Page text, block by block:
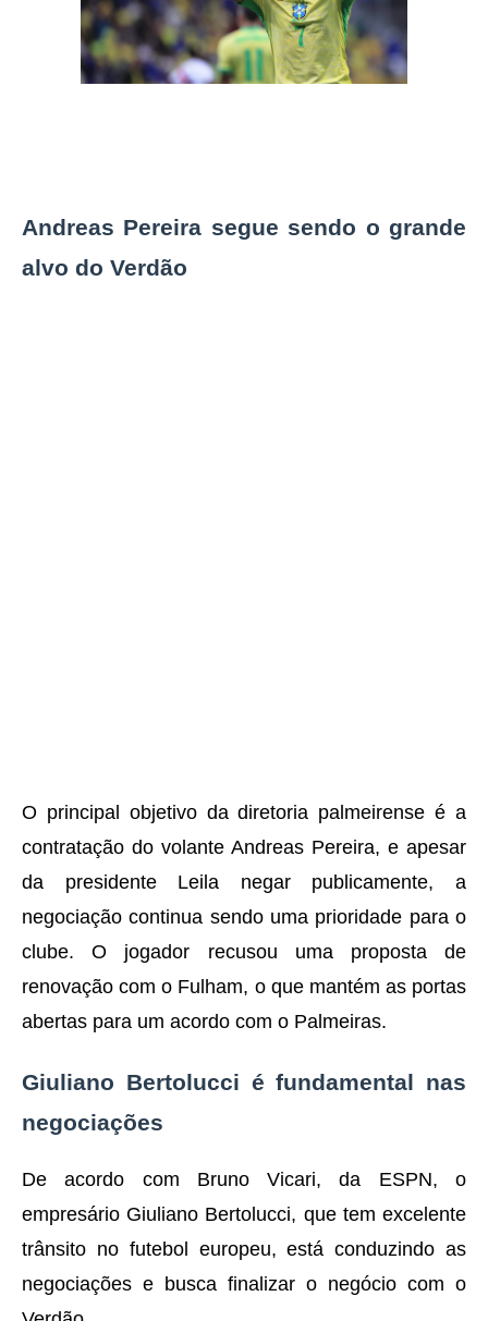
Andreas Pereira segue sendo o grande
alvo do Verdão
O principal objetivo da diretoria palmeirense é a
contratação do volante Andreas Pereira, e apesar
da presidente Leila negar publicamente, a
negociação continua sendo uma prioridade para o
clube. O jogador recusou uma proposta de
renovação com o Fulham, o que mantém as portas
abertas para um acordo com o Palmeiras.
Giuliano Bertolucci é fundamental nas
negociações
De acordo com Bruno Vicari, da ESPN, o
empresário Giuliano Bertolucci, que tem excelente
trânsito no futebol europeu, está conduzindo as
negociações e busca finalizar o negócio com o